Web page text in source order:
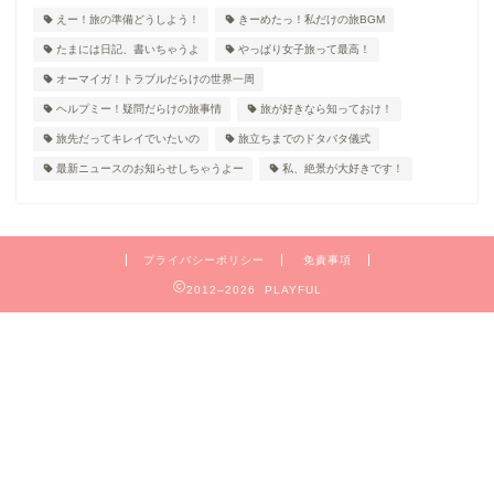
えー！旅の準備どうしよう！ きーめたっ！私だけの旅BGM
たまには日記、書いちゃうよ やっぱり女子旅って最高！
オーマイガ！トラブルだらけの世界一周
ヘルプミー！疑問だらけの旅事情 旅が好きなら知っておけ！
旅先だってキレイでいたいの 旅立ちまでのドタバタ儀式
最新ニュースのお知らせしちゃうよー 私、絶景が大好きです！
プライバシーポリシー 免責事項
2012–2026 PLAYFUL